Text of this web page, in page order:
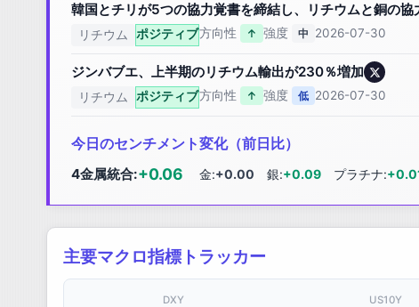
韓国とチリが5つの協力覚書を締結し、リチウムと銅の協
リチウム ポジティブ方向性 ↑ 強度 中 2026-07-30
ジンバブエ、上半期のリチウム輸出が230％増加
リチウム ポジティブ方向性 ↑ 強度 低 2026-07-30
今日のセンチメント変化（前日比）
4金属統合:+0.06 金:+0.00 銀:+0.09 プラチナ:
主要マクロ指標トラッカー
DXY US10Y